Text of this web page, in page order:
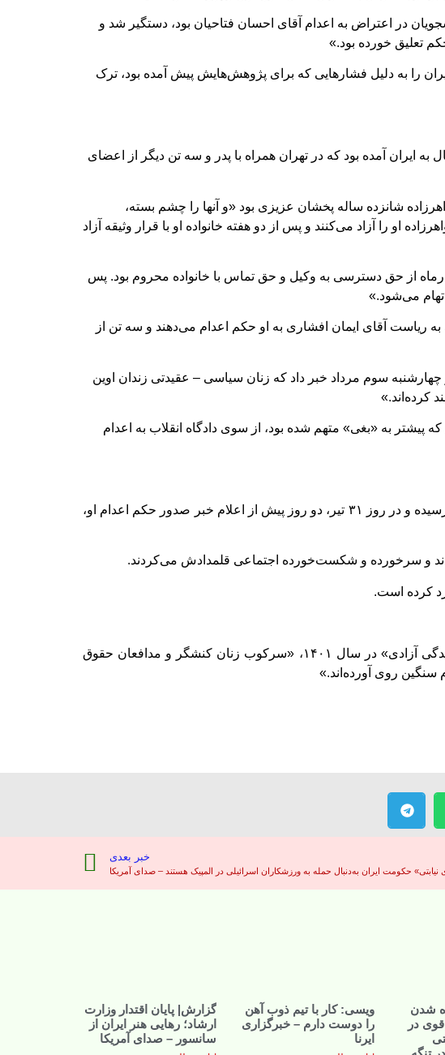
در تجمع اعتراض دانشجویان در اعتراض به اعدام آقای احسان فتاحیان بود، دستگیر شد و
تعلیق خورده بود.»
را به دلیل فشارهایی که برای پژوهش‌هایش پیش آمده بود، ترک
ایران آمده بود که در تهران همراه با پدر و سه تن دیگر از اعضای
شانزده ساله پخشان عزیزی بود «و آنها را چشم بسته،
او را آزاد می‌کنند و پس از دو هفته خانواده او با قرار وثیقه آزاد
از حق دسترسی به وکیل و حق تماس با خانواده محروم بود. پس
می‌شود.»
گفت که «متاسفانه پس از آن در شعبه ۲۶ دادگاه انقلاب تهران به ریاست آقای ایمان افشاری به او حکم اعدام می‌دهند و سه تن از
سوم مرداد خبر داد که زنان سیاسی – عقیدتی زندان اوین
کرده‌اند.»
«پخشان عزیزی» زندانی سیاسی که پیشتر به «بغی» متهم شده بود، از سوی دادگاه انقلاب به اعدام
پخشان عزیزی پیش از این، با نوشتن نامه‌ای تحت عنوان « کتمان حقیقت و آلترناتیو آن» که به دست‌ هه‌نگاو رسیده و در روز ۳۱ تیر، دو روز پیش از اعلام خبر صدور حکم اعدام او،
کرده است.
براساس گزارش‌های سازمان حقوق بشری، مقام‌های جمهوری اسلامی در پی اعتراضات سراسری «زن زندگی آزادی» در سال ۱۴۰۱، «سرکوب زنان کنشگر و مدافعان حقوق
روی آورده‌اند.»
خبر بعدی
حکومت ایران به‌دنبال حمله به ورزشکاران اسرائیلی در المپیک هستند – صدای آمریکا
شدن
در
ویسی: کار با تیم ذوب آهن
را دوست دارم – خبرگزاری
ایرنا
گزارش| پایان اقتدار وزارت
ارشاد؛ رهایی هنر ایران از
سانسور – صدای آمریکا